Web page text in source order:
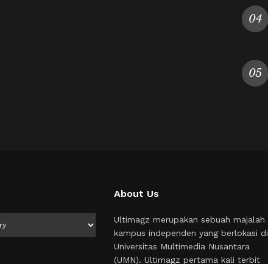
About Us
Ultimagz merupakan sebuah majalah
kampus independen yang berlokasi di
Universitas Multimedia Nusantara
(UMN). Ultimagz pertama kali terbit